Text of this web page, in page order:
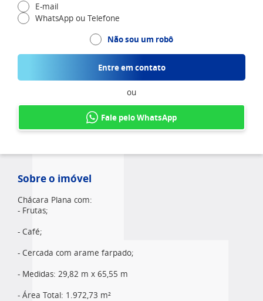
E-mail
WhatsApp ou Telefone
Não sou um robô
Entre em contato
ou
Fale pelo WhatsApp
Sobre o imóvel
Chácara Plana com:
- Frutas;
- Café;
- Cercada com arame farpado;
- Medidas: 29,82 m x 65,55 m
- Área Total: 1.972,73 m²